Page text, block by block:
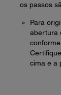
os passos
Para
abertura
cima e a